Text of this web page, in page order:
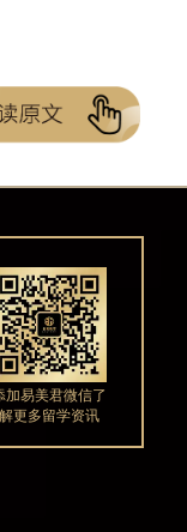
加易美君微信了
解更多留学资讯